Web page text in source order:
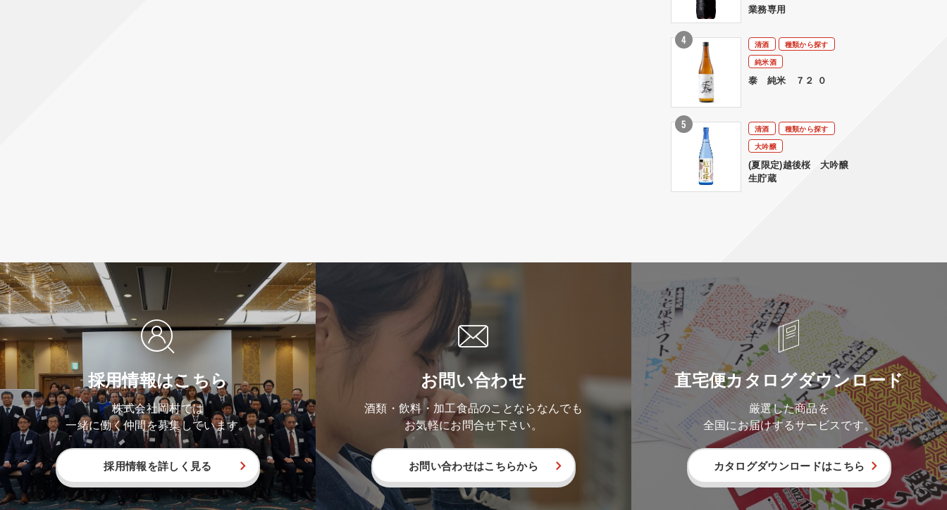
業務専用
清酒
種類から探す
純米酒
泰 純米 ７２ ０
清酒
種類から探す
大吟醸
(夏限定)越後桜 大吟醸
生貯蔵
採用情報はこちら
株式会社岡村では
一緒に働く仲間を募集しています。
採用情報を詳しく見る
お問い合わせ
酒類・飲料・加工食品のことならなんでも
お気軽にお問合せ下さい。
お問い合わせはこちらから
直宅便カタログダウンロード
厳選した商品を
全国にお届けするサービスです。
カタログダウンロードはこちら